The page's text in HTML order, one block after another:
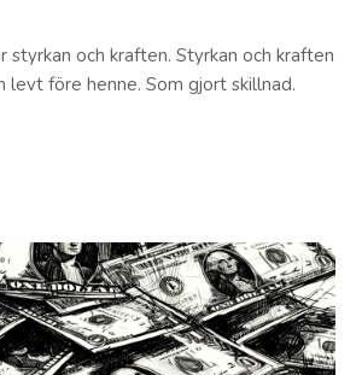
styrkan och kraften. Styrkan och kraften
levt före henne. Som gjort skillnad.